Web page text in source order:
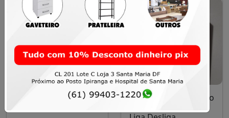
Gaveteiro com 3
Botoeira de Comando